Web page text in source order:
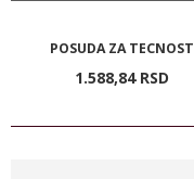
POSUDA ZA TECNOST
1.588,84 RSD